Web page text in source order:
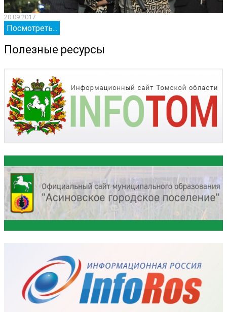
20.09.2017
Посмотреть...
Полезные ресурсы